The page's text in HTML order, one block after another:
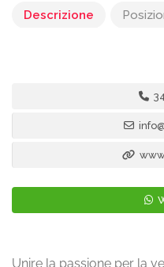
Descrizione
Unire la passione per la